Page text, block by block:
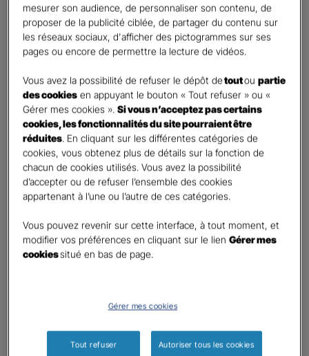
Etes-vous déjà client Gan assurances ?*
Oui
Non
Civilité
Madame
Monsieur
Contact*
First Last
Téléphone*
United
States
+1
E-mail*
mesurer son audience, de personnaliser son contenu, de
proposer de la publicité ciblée, de partager du contenu sur
les réseaux sociaux, d'afficher des pictogrammes sur ses
pages ou encore de permettre la lecture de vidéos.
Vous avez la possibilité de refuser le dépôt detoutoupartie
des cookies en appuyant le bouton « Tout refuser » ou «
Gérer mes cookies ».Si vous n’acceptez pas certains
cookies, les fonctionnalités du site pourraient être
réduites. En cliquant sur les différentes catégories de
cookies, vous obtenez plus de détails sur la fonction de
chacun de cookies utilisés. Vous avez la possibilité
d’accepter ou de refuser l’ensemble des cookies
appartenant à l’une ou l’autre de ces catégories.
Vous pouvez revenir sur cette interface, à tout moment, et
modifier vos préférences en cliquant sur le lienGérer mes
cookiessitué en bas de page.
Gérer mes cookies
Tout refuser Autoriser tous les cookies